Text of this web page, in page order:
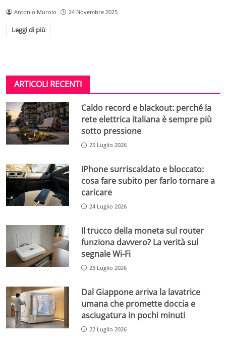
Antonio Murolo 24 Novembre 2025
Leggi di più
ARTICOLI RECENTI
Caldo record e blackout: perché la
rete elettrica italiana è sempre più
sotto pressione
25 Luglio 2026
IPhone surriscaldato e bloccato:
cosa fare subito per farlo tornare a
caricare
24 Luglio 2026
Il trucco della moneta sul router
funziona davvero? La verità sul
segnale Wi-Fi
23 Luglio 2026
Dal Giappone arriva la lavatrice
umana che promette doccia e
asciugatura in pochi minuti
22 Luglio 2026